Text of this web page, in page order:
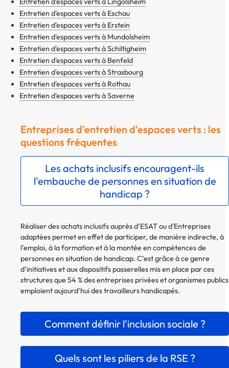
Entretien d'espaces verts à Eschau
Entretien d'espaces verts à Erstein
Entretien d'espaces verts à Mundolsheim
Entretien d'espaces verts à Schiltigheim
Entretien d'espaces verts à Benfeld
Entretien d'espaces verts à Strasbourg
Entretien d'espaces verts à Rothau
Entretien d'espaces verts à Saverne
Entreprises d'entretien d'espaces verts : les
questions fréquentes
Les achats inclusifs encouragent-ils
l'embauche de personnes en situation de
handicap ?
Réaliser des achats inclusifs auprès d’ESAT ou d'Entreprises
adaptées permet en effet de participer, de manière indirecte, à
l’emploi, à la formation et à la montée en compétences de
personnes en situation de handicap. C’est grâce à ce genre
d’initiatives et aux dispositifs passerelles mis en place par ces
structures que 54 % des entreprises privées et organismes publics
emploient aujourd’hui des travailleurs handicapés.
Comment définir l'inclusion sociale ?
Quels sont les piliers de la RSE ?